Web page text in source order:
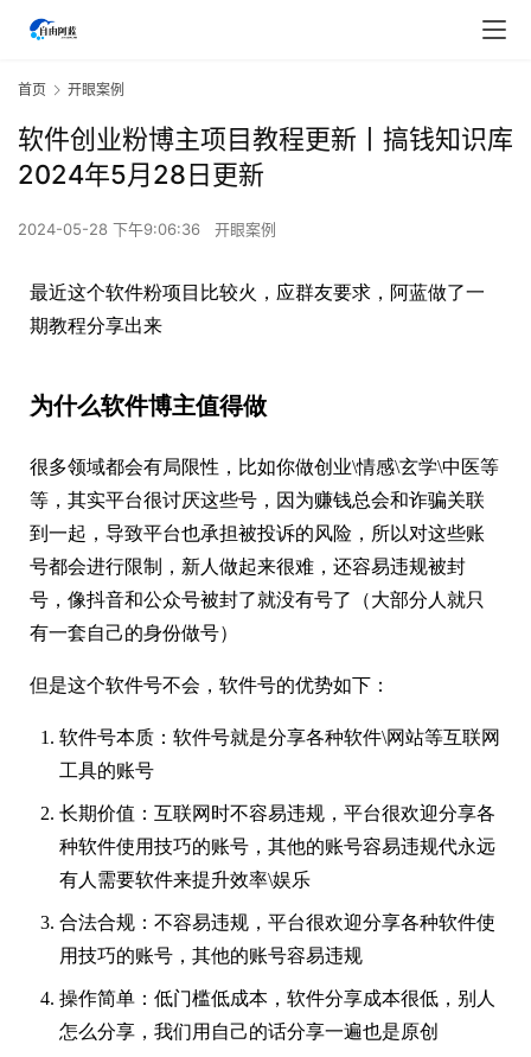
首页 开眼案例
软件创业粉博主项目教程更新丨搞钱知识库
2024年5月28日更新
2024-05-28 下午9:06:36 开眼案例
最近这个软件粉项目比较火，应群友要求，阿蓝做了一
期教程分享出来
为什么软件博主值得做
很多领域都会有局限性，比如你做创业\情感\玄学\中医等
等，其实平台很讨厌这些号，因为赚钱总会和诈骗关联
到一起，导致平台也承担被投诉的风险，所以对这些账
号都会进行限制，新人做起来很难，还容易违规被封
号，像抖音和公众号被封了就没有号了（大部分人就只
有一套自己的身份做号）
但是这个软件号不会，软件号的优势如下：
软件号本质：软件号就是分享各种软件\网站等互联网
工具的账号
长期价值：互联网时不容易违规，平台很欢迎分享各
种软件使用技巧的账号，其他的账号容易违规代永远
有人需要软件来提升效率\娱乐
合法合规：不容易违规，平台很欢迎分享各种软件使
用技巧的账号，其他的账号容易违规
操作简单：低门槛低成本，软件分享成本很低，别人
怎么分享，我们用自己的话分享一遍也是原创